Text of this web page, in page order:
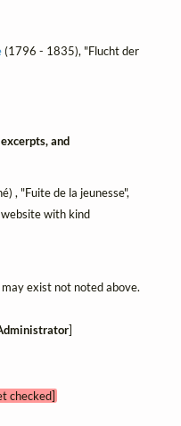
(1796 - 1835), "Flucht der
and
, "Fuite de la jeunesse",
with kind
exist not noted above.
]
checked]